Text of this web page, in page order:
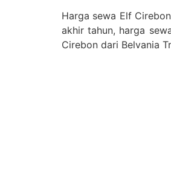
Harga sewa Elf
akhir tahun, harga
Cirebon dari Belvania